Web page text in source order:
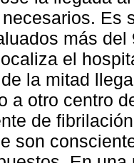
Es
más
el
la mitad
a otro centro
de
son